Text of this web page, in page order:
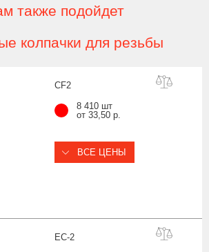
также подойдет
колпачки для резьбы
CF2
8 410 шт
от 33,50 р.
ВСЕ ЦЕНЫ
EC-2